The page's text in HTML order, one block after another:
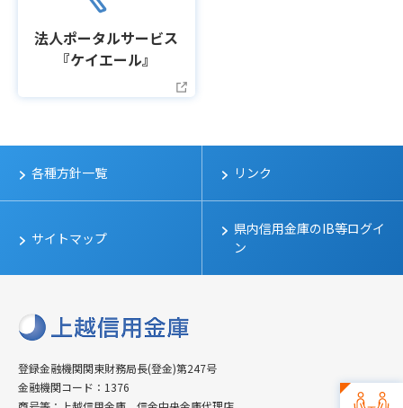
法人ポータルサービス
『ケイエール』
各種方針一覧 リンク
サイトマップ
県内信用金庫のIB等ログイ
ン
登録金融機関関東財務局長(登金)第247号
金融機関コード：1376